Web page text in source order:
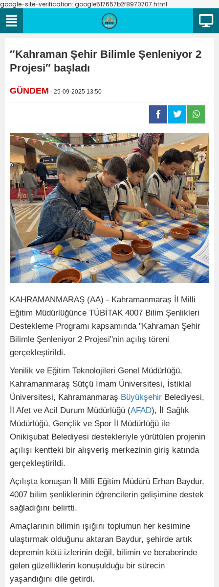
google-site-verification: google517657b2f8970707.html
″Kahraman Şehir Bilimle Şenleniyor 2
Projesi″ başladı
GÜNDEM - 25-09-2025 13:50
KAHRAMANMARAŞ (AA) - Kahramanmaraş İl Milli
Eğitim Müdürlüğünce TÜBİTAK 4007 Bilim Şenlikleri
Destekleme Programı kapsamında "Kahraman Şehir
Bilimle Şenleniyor 2 Projesi"nin açılış töreni
gerçekleştirildi.
Yenilik ve Eğitim Teknolojileri Genel Müdürlüğü,
Kahramanmaraş Sütçü İmam Üniversitesi, İstiklal
Üniversitesi, Kahramanmaraş Büyükşehir Belediyesi,
İl Afet ve Acil Durum Müdürlüğü (AFAD), İl Sağlık
Müdürlüğü, Gençlik ve Spor İl Müdürlüğü ile
Onikişubat Belediyesi destekleriyle yürütülen projenin
açılışı kentteki bir alışveriş merkezinin giriş katında
gerçekleştirildi.
Açılışta konuşan İl Milli Eğitim Müdürü Erhan Baydur,
4007 bilim şenliklerinin öğrencilerin gelişimine destek
sağladığını belirtti.
Amaçlarının bilimin ışığını toplumun her kesimine
ulaştırmak olduğunu aktaran Baydur, şehirde artık
depremin kötü izlerinin değil, bilimin ve beraberinde
gelen güzelliklerin konuşulduğu bir sürecin
yaşandığını dile getirdi.